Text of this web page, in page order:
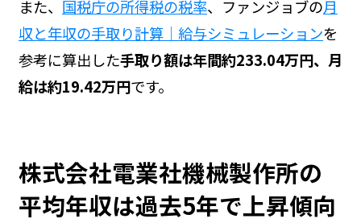
また、 国税庁の所得税の税率、ファンジョブの月
収と年収の手取り計算｜給与シミュレーションを
参考に算出した手取り額は年間約233.04万円、月
給は約19.42万円です。
株式会社電業社機械製作所の
平均年収は過去5年で上昇傾向